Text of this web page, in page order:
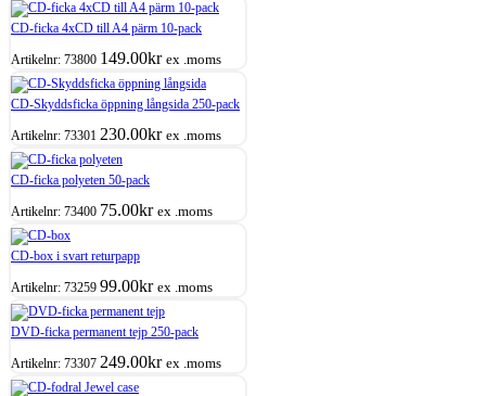
CD-ficka 4xCD till A4 pärm 10-pack
Artikelnr: 73800 149.00kr ex .moms
CD-Skyddsficka öppning långsida 250-pack
Artikelnr: 73301 230.00kr ex .moms
CD-ficka polyeten 50-pack
Artikelnr: 73400 75.00kr ex .moms
CD-box i svart returpapp
Artikelnr: 73259 99.00kr ex .moms
DVD-ficka permanent tejp 250-pack
Artikelnr: 73307 249.00kr ex .moms